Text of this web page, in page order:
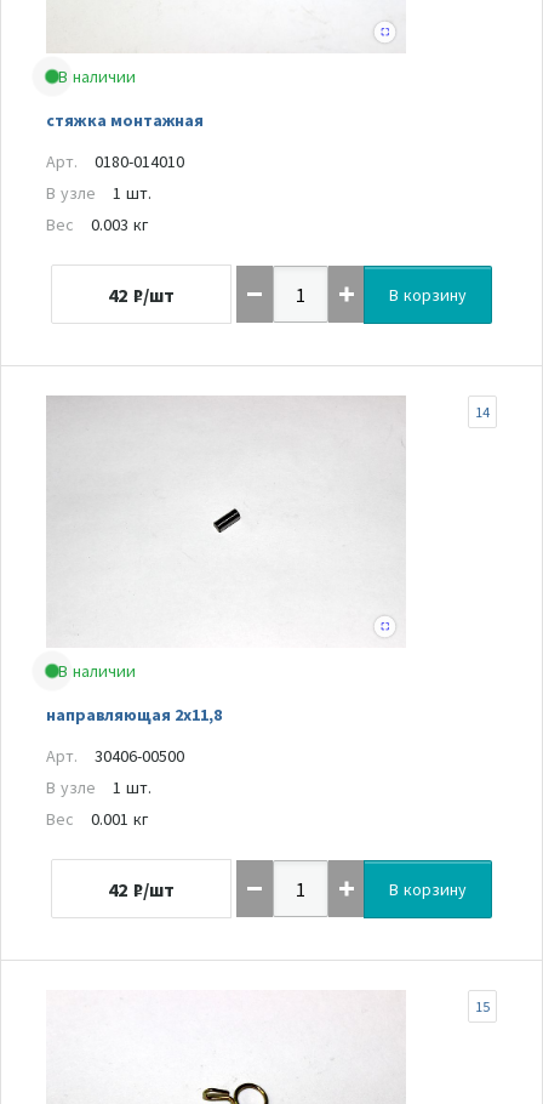
В наличии
стяжка монтажная
Арт.
0180-014010
В узле
1 шт.
Вес
0.003 кг
42 ₽/шт В корзину
В наличии
направляющая 2х11,8
14
Арт.
30406-00500
В узле
1 шт.
Вес
0.001 кг
42 ₽/шт В корзину
15